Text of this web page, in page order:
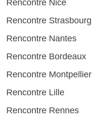
Rencontre Nice
Rencontre Strasbourg
Rencontre Nantes
Rencontre Bordeaux
Rencontre Montpellier
Rencontre Lille
Rencontre Rennes